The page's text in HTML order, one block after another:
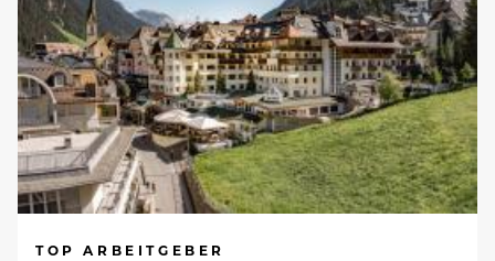
TOP ARBEITGEBER